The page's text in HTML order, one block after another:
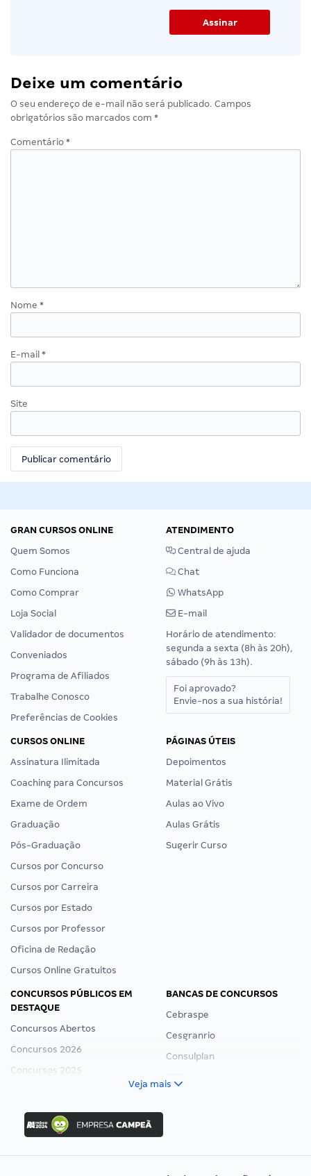
Deixe um comentário
O seu endereço de e-mail não será publicado. Campos
obrigatórios são marcados com *
Comentário *
Nome *
E-mail *
Site
GRAN CURSOS ONLINE
Quem Somos
Como Funciona
Como Comprar
Loja Social
Validador de documentos
Conveniados
Programa de Afiliados
Trabalhe Conosco
Preferências de Cookies
ATENDIMENTO
Central de ajuda
Chat
WhatsApp
E-mail
Horário de atendimento:
segunda a sexta (8h às 20h),
sábado (9h às 13h).
Foi aprovado?
Envie-nos a sua história!
CURSOS ONLINE
Assinatura Ilimitada
Coaching para Concursos
Exame de Ordem
Graduação
Pós-Graduação
Cursos por Concurso
Cursos por Carreira
Cursos por Estado
Cursos por Professor
Oficina de Redação
Cursos Online Gratuitos
PÁGINAS ÚTEIS
Depoimentos
Material Grátis
Aulas ao Vivo
Aulas Grátis
Sugerir Curso
CONCURSOS PÚBLICOS EM
DESTAQUE
Concursos Abertos
Concursos 2026
Concursos 2025
Concurso Ibama
Concurso MPU
Editais publicados
BANCAS DE CONCURSOS
Cebraspe
Cesgranrio
Consulplan
Veja mais